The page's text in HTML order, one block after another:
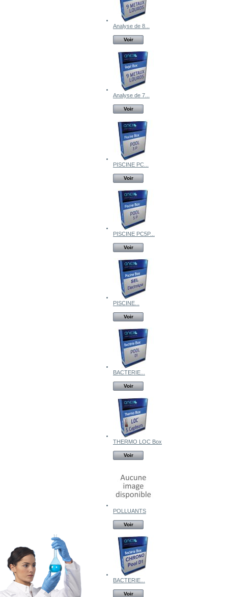
Analyse de 8...
Voir
Analyse de 7...
Voir
PISCINE PC...
Voir
PISCINE PC5P...
Voir
PISCINE...
Voir
BACTERIE...
Voir
THERMO LOC Box
Voir
POLLUANTS
Voir
BACTERIE...
Voir